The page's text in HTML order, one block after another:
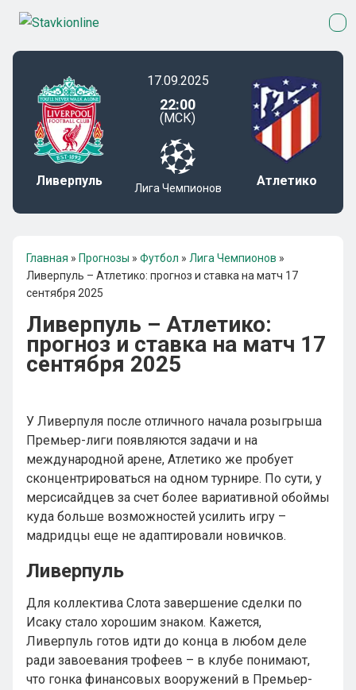
Ливерпуль
17.09.2025
22:00
(МСК)
Лига Чемпионов Атлетико
Главная » Прогнозы » Футбол » Лига Чемпионов »
Ливерпуль – Атлетико: прогноз и ставка на матч 17
сентября 2025
Ливерпуль – Атлетико:
прогноз и ставка на матч 17
сентября 2025
У Ливерпуля после отличного начала розыгрыша
Премьер-лиги появляются задачи и на
международной арене, Атлетико же пробует
сконцентрироваться на одном турнире. По сути, у
мерсисайдцев за счет более вариативной обоймы
куда больше возможностей усилить игру –
мадридцы еще не адаптировали новичков.
Ливерпуль
Для коллектива Слота завершение сделки по
Исаку стало хорошим знаком. Кажется,
Ливерпуль готов идти до конца в любом деле
ради завоевания трофеев – в клубе понимают,
что гонка финансовых вооружений в Премьер-